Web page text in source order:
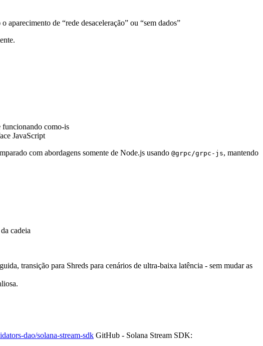
de “rede desaceleração” ou “sem dados”
funcionando como-is
JavaScript
com abordagens somente de Node.js usando @grpc/grpc-js, mantendo
cadeia
transição para Shreds para cenários de ultra-baixa latência - sem mudar as
dao/solana-stream-sdk GitHub - Solana Stream SDK: